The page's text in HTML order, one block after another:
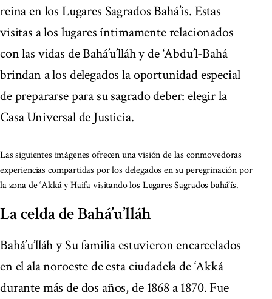
reina en los Lugares Sagrados Bahá’ís. Estas
visitas a los lugares íntimamente relacionados
con las vidas de Bahá’u’lláh y de ‘Abdu’l-Bahá
brindan a los delegados la oportunidad especial
de prepararse para su sagrado deber: elegir la
Casa Universal de Justicia.
Las siguientes imágenes ofrecen una visión de las conmovedoras
experiencias compartidas por los delegados en su peregrinación por
la zona de ‘Akká y Haifa visitando los Lugares Sagrados bahá’ís.
La celda de Bahá’u’lláh
Bahá’u’lláh y Su familia estuvieron encarcelados
en el ala noroeste de esta ciudadela de ‘Akká
durante más de dos años, de 1868 a 1870. Fue